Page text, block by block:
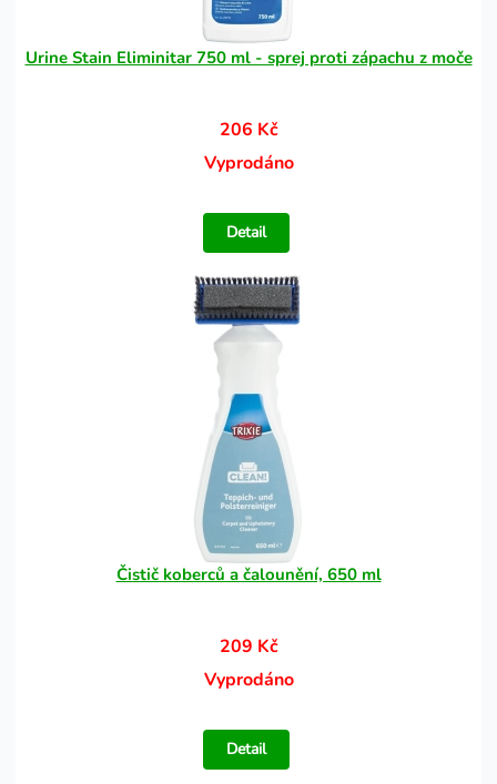
Urine Stain Eliminitar 750 ml - sprej proti zápachu z moče
206 Kč
Vyprodáno
Detail
Čistič koberců a čalounění, 650 ml
209 Kč
Vyprodáno
Detail